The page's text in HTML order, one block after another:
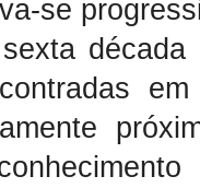
se
década